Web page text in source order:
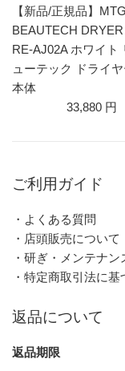
【新品/正規品】
BEAUTECH
RE-AJ02A ホワイト
ューテック ドライ
本体
33,880 円
ご利用ガイド
・よくある質問
・店頭販売について
・研ぎ・メンテナン
・特定商取引法に基
返品について
返品期限